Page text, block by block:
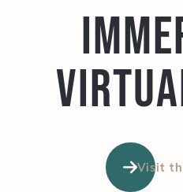
Visit